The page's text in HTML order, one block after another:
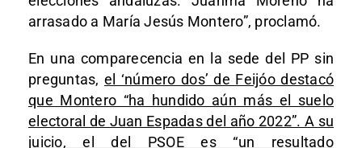
arrasado a María Jesús Montero”, proclamó.
En una comparecencia en la sede del PP sin
preguntas, el ‘número dos’ de Feijóo destacó
que Montero “ha hundido aún más el suelo
electoral de Juan Espadas del año 2022”. A su
juicio, el del PSOE es “un resultado